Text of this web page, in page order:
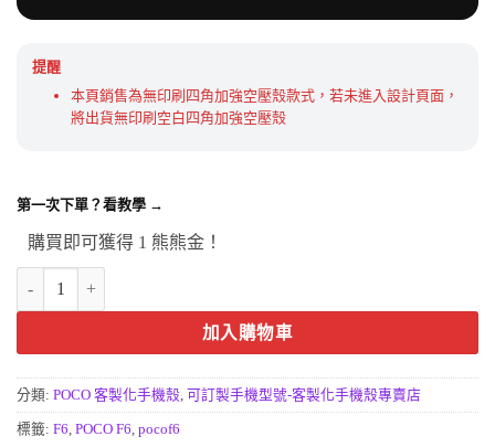
提醒
本頁銷售為無印刷四角加強空壓殼款式，若未進入設計頁面，
將出貨無印刷空白四角加強空壓殼
第一次下單？看教學 →
購買即可獲得 1 熊熊金！
加入購物車
分類: POCO 客製化手機殼, 可訂製手機型號-客製化手機殼專賣店
標籤: F6, POCO F6, pocof6